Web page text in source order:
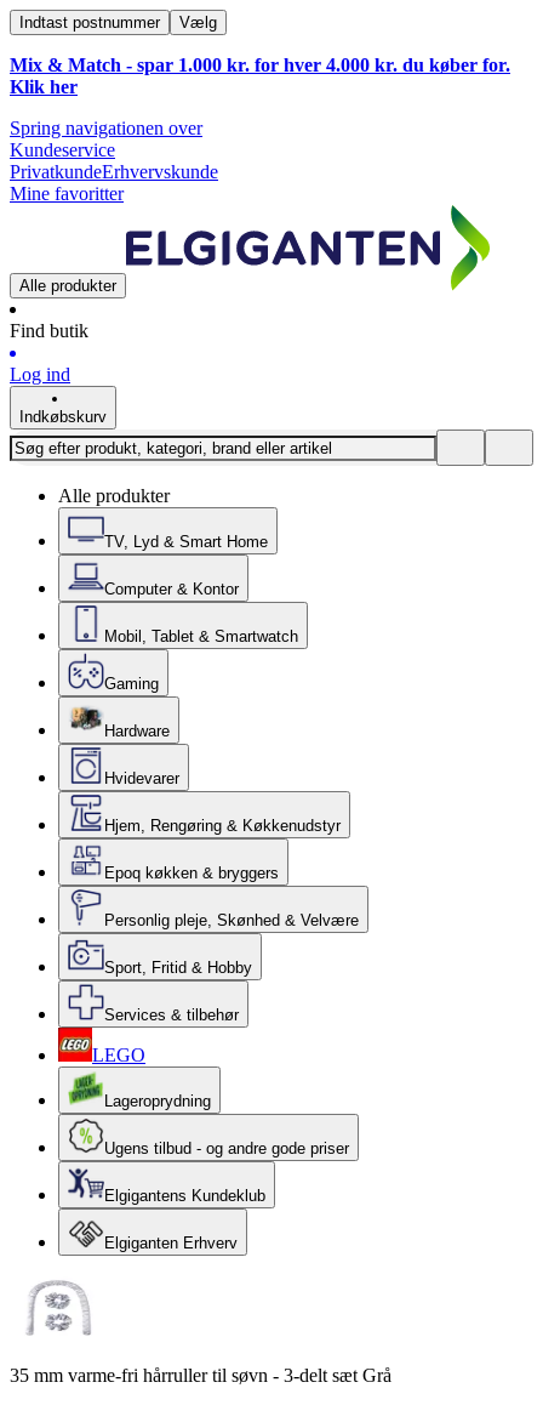
Indtast postnummer Vælg
Mix & Match - spar 1.000 kr. for hver 4.000 kr. du køber for.
Klik her
Spring navigationen over
Kundeservice
PrivatkundeErhvervskunde
Mine favoritter
Alle produkter
Find butik
Log ind
Indkøbskurv
Alle produkter
TV, Lyd & Smart Home
Computer & Kontor
Mobil, Tablet & Smartwatch
Gaming
Hardware
Hvidevarer
Hjem, Rengøring & Køkkenudstyr
Epoq køkken & bryggers
Personlig pleje, Skønhed & Velvære
Sport, Fritid & Hobby
Services & tilbehør
LEGO
Lageroprydning
Ugens tilbud - og andre gode priser
Elgigantens Kundeklub
Elgiganten Erhverv
35 mm varme-fri hårruller til søvn - 3-delt sæt Grå